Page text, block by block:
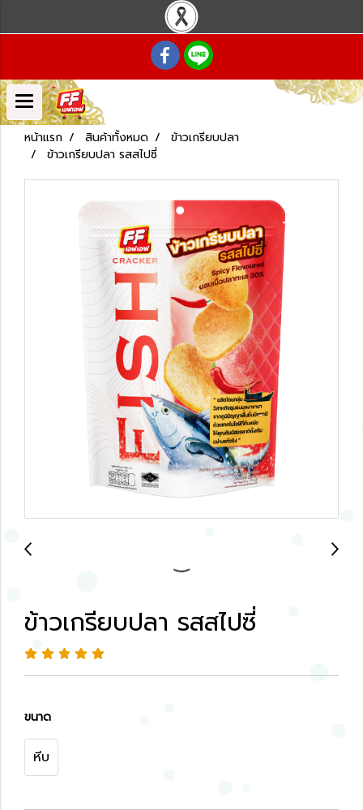
หน้าแรก สินค้าทั้งหมด
ข้าวเกรียบปลา
ข้าวเกรียบปลา รสสไปซี่
ข้าวเกรียบปลา รสสไปซี่
ขนาด
หีบ